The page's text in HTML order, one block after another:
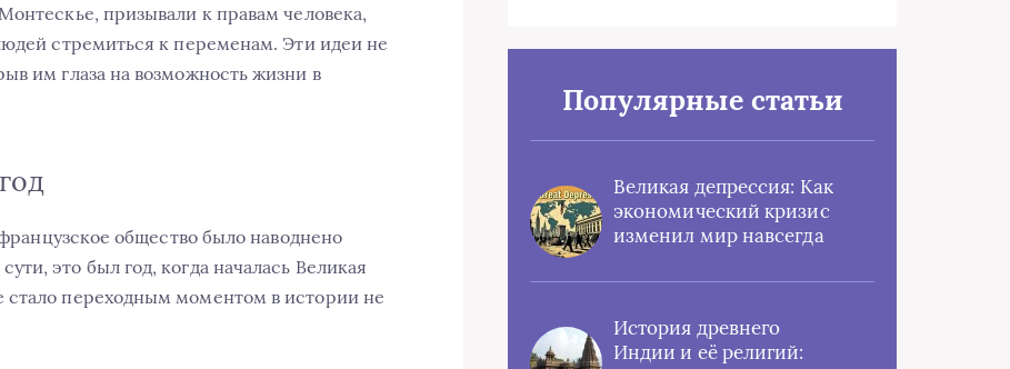
призывали к правам человека,
стремиться к переменам. Эти идеи не
им глаза на возможность жизни в
общество было наводнено
это был год, когда началась Великая
стало переходным моментом в истории не
Популярные статьи
Великая депрессия: Как
экономический кризис
изменил мир навсегда
История древнего
Индии и её религий: